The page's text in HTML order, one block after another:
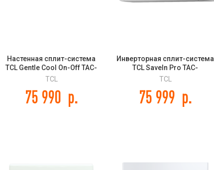
Настенная сплит-система
TCL Gentle Cool On-Off TAC-
TP24ONF/R
TCL
75 990 р.
Инверторная сплит-система
TCL SaveIn Pro TAC-
SA24HS/ZA
TCL
75 999 р.